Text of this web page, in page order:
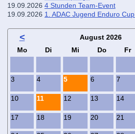
19.09.2026 4 Stunden Team-Event
19.09.2026 1. ADAC Jugend Enduro
< August 2026
Montag Di enstagMi ttwochDonnerstag
Fr
3 4 5 6 7
10 11 12 13 14
17 18 19 20 21